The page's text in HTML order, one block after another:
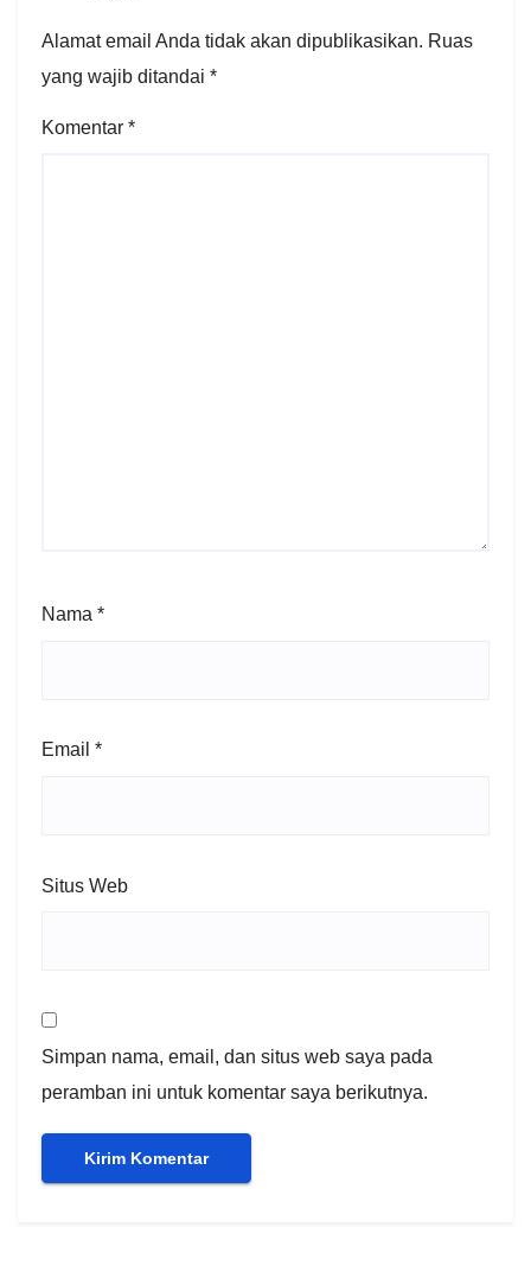
Alamat email Anda tidak akan dipublikasikan. Ruas
yang wajib ditandai *
Komentar *
Nama *
Email *
Situs Web
Simpan nama, email, dan situs web saya pada
peramban ini untuk komentar saya berikutnya.